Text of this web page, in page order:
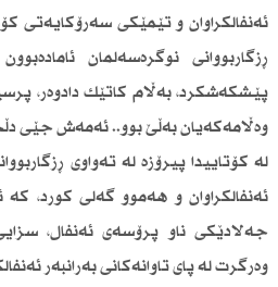
ئەنفالکراوان و تێمێکی سەرۆکایەتی
ڕزگاربووانی نوگرەسەلمان
پێشکەشکرد، بەڵام کاتێك دادوەر،
وەڵامەکەیان بەڵێ بوو.. ئەمەش جێی
لە کۆتاییدا پیرۆزە لە تەواوی
ئەنفالکراوان و هەموو گەلی کورد، کە
جەلادێكی ناو پرۆسەی ئەنفال،
وەرگرت لە پای تاوانەکانی بەرانبەر